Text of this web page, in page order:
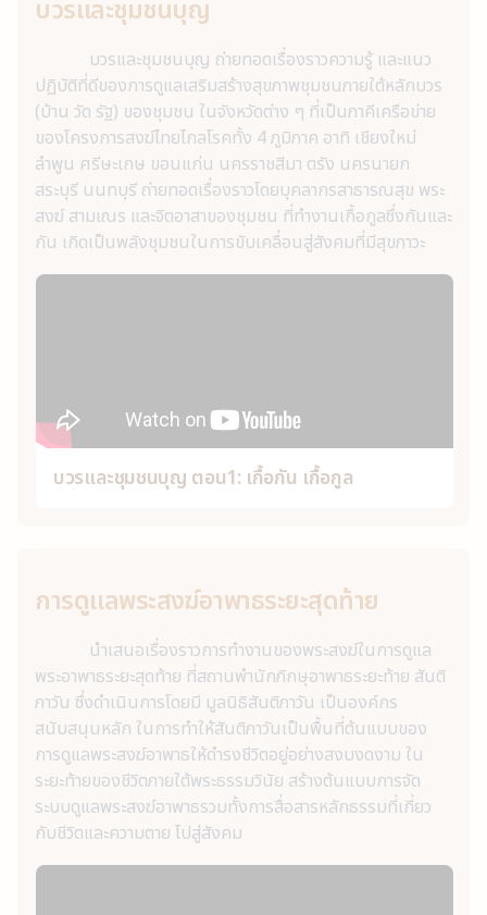
บวรและชุมชนบุญ
บวรและชุมชนบุญ ถ่ายทอดเรื่องราวความรู้ และแนว
ปฏิบัติที่ดีของการดูแลเสริมสร้างสุขภาพชุมชนภายใต้หลักบวร
(บ้าน วัด รัฐ) ของชุมชน ในจังหวัดต่าง ๆ ที่เป็นภาคีเครือข่าย
ของโครงการสงฆ์ไทยไกลโรคทั้ง 4 ภูมิภาค อาทิ เชียงใหม่
ลำพูน ศรีษะเกษ ขอนแก่น นครราชสีมา ตรัง นครนายก
สระบุรี นนทบุรี ถ่ายทอดเรื่องราวโดยบุคลากรสาธารณสุข พระ
สงฆ์ สามเณร และจิตอาสาของชุมชน ที่ทำงานเกื้อกูลซึ่งกันและ
กัน เกิดเป็นพลังชุมชนในการขับเคลื่อนสู่สังคมที่มีสุขภาวะ
บวรและชุมชนบุญ ตอน1: เกื้อกัน เกื้อกูล
การดูแลพระสงฆ์อาพาธระยะสุดท้าย
นำเสนอเรื่องราวการทำงานของพระสงฆ์ในการดูแล
พระอาพาธระยะสุดท้าย ที่สถานพำนักภิกษุอาพาธระยะท้าย สันติ
ภาวัน ซึ่งดำเนินการโดยมี มูลนิธิสันติภาวัน เป็นองค์กร
สนับสนุนหลัก ในการทำให้สันติภาวันเป็นพื้นที่ต้นแบบของ
การดูแลพระสงฆ์อาพาธให้ดำรงชีวิตอยู่อย่างสงบงดงาม ใน
ระยะท้ายของชีวิตภายใต้พระธรรมวินัย สร้างต้นแบบการจัด
ระบบดูแลพระสงฆ์อาพาธรวมทั้งการสื่อสารหลักธรรมที่เกี่ยว
กับชีวิตและความตาย ไปสู่สังคม